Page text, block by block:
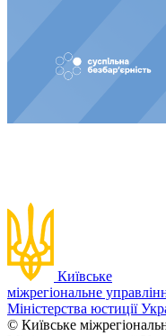
Київське
міжрегіональне
Міністерства юстиції
© Київське